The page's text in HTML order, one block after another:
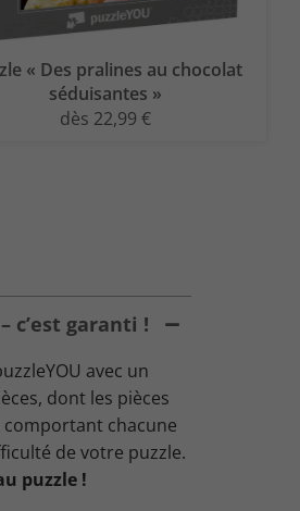
« Des pralines au chocolat
séduisantes »
dès 22,99 €
c’est garanti !
avec un
dont les pièces
comportant chacune
de votre puzzle.
puzzle !